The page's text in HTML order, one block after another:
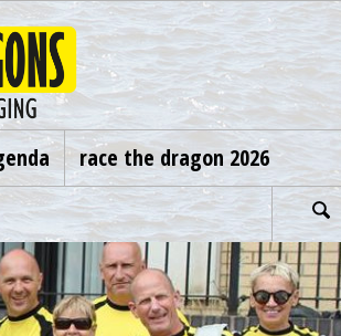
race the dragon 2026